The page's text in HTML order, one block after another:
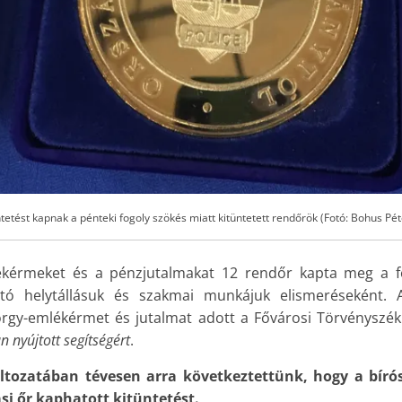
kapnak a pénteki fogoly szökés miatt kitüntetett rendőrök (Fotó: Bohus
és a pénzjutalmakat 12 rendőr kapta meg a
helytállásuk és szakmai munkájuk elismeréseként.
emlékérmet és jutalmat adott a Fővárosi
nyújtott segítségért.
tévesen arra következtettünk, hogy a